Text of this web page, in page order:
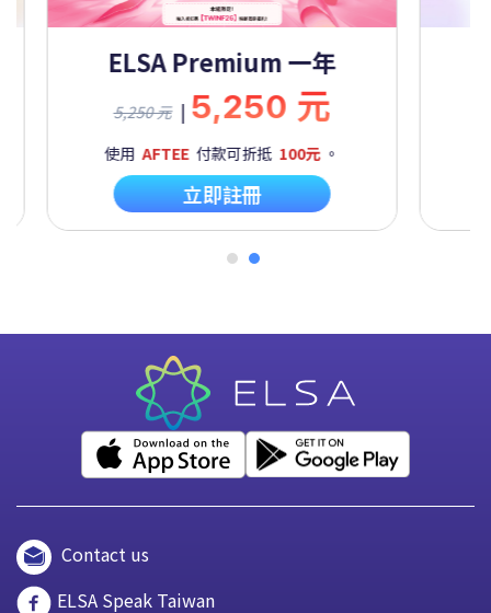
一年
5,250 元
100元 。
ELSA Premium
9,450 元
使用AFTEE
Contact us
ELSA Speak Taiwan